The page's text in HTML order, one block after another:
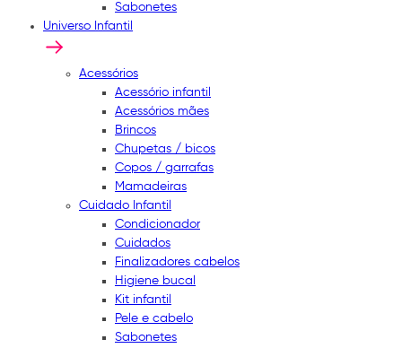
Sabonetes
Universo Infantil
Acessórios
Acessório infantil
Acessórios mães
Brincos
Chupetas / bicos
Copos / garrafas
Mamadeiras
Cuidado Infantil
Condicionador
Cuidados
Finalizadores cabelos
Higiene bucal
Kit infantil
Pele e cabelo
Sabonetes